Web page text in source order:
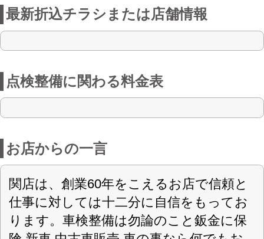
仕事に対しては十二分に自信をもってお
ります。車検整備は勿論のこと鈑金に保
険 新車 中古車販売 車の事なら何でもお
す。お客様のご連絡、御来店をスタッフ
一同心よりお待ちしております。
車検のコバック 関店
〈店舗直通フリーダイヤル0120-589-248〉
会社名 (株)ワールドボディー
住所 〒501-3265 岐阜県関市小瀬2846-7